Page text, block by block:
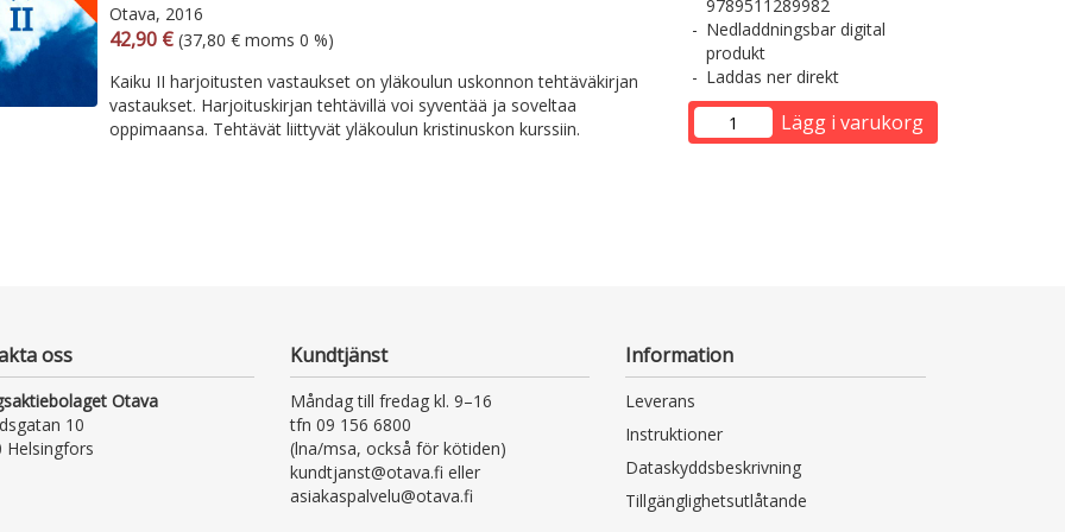
Otava, 2016
Arvonlisäverollinen hinta
42,90 € Arvonlisäveroton hinta
(37,80 € moms 0 %)
Kaiku II harjoitusten vastaukset on yläkoulun uskonnon tehtäväkirjan
vastaukset. Harjoituskirjan tehtävillä voi syventää ja soveltaa
oppimaansa. Tehtävät liittyvät yläkoulun kristinuskon kurssiin.
9789511289982
Nedladdningsbar digital
produkt
Laddas ner direkt
Lägg i varukorg
oss
Otava
10
Helsingfors
Kundtjänst
Måndag till fredag kl. 9–16
tfn 09 156 6800
(lna/msa, också för kötiden)
kundtjanst@otava.fi eller
asiakaspalvelu@otava.fi
Information
Leverans
Instruktioner
Dataskyddsbeskrivning
Tillgänglighetsutlåtande